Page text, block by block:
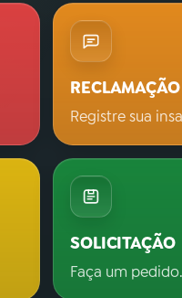
RECLAMAÇÃO
Registre sua
SOLICITAÇÃO
Faça um pedido.